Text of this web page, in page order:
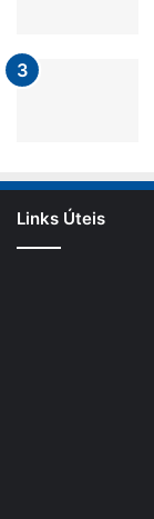
Links Úteis